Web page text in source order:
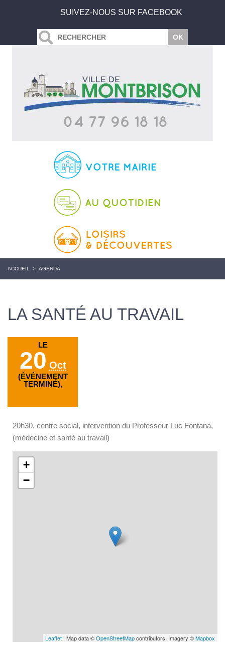
SUIVEZ-NOUS SUR FACEBOOK
ACCUEIL > AGENDA
LA SANTÉ AU TRAVAIL
LE
20 Oct
(ÉVÉNEMENT
TERMINÉ),
20h30, centre social, intervention du Professeur Luc Fontana,
(médecine et santé au travail)
+
−
Leaflet | Map data ©OpenStreetMapcontributors, Imagery ©Mapbox